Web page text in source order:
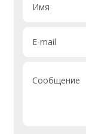
Имя
E-mail
Сообщение